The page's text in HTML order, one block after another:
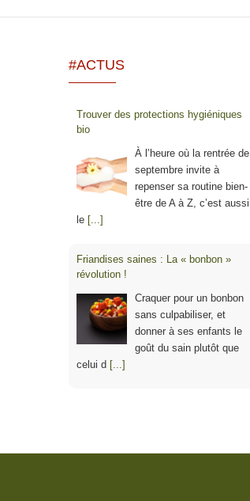
#ACTUS
Trouver des protections hygiéniques
bio
À l’heure où la rentrée de
septembre invite à
repenser sa routine bien-
être de A à Z, c’est aussi
le [...]
Friandises saines : La « bonbon »
révolution !
Craquer pour un bonbon
sans culpabiliser, et
donner à ses enfants le
goût du sain plutôt que
celui d [...]